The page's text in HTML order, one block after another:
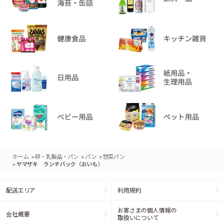
ホーム >卵・乳製品・パン > パン >惣菜パン
>ヤマザキ ランチパック（おいも）
配送エリア 利用規約
会社概要
お客さまの個人情報の
取扱いについて